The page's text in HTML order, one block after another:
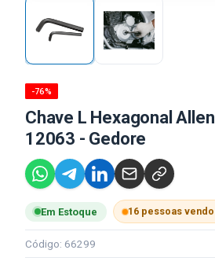
-76%
Chave L Hexagonal
12063 - Gedore
Em Estoque 16 pessoas
Código: 66299